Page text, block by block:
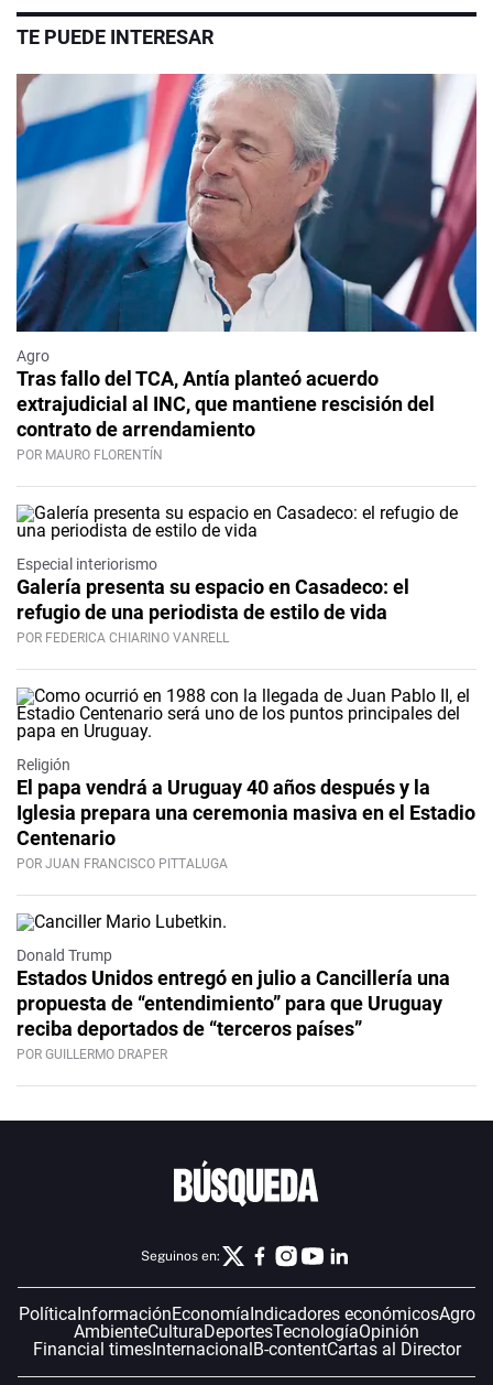
TE PUEDE INTERESAR
Agro
Tras fallo del TCA, Antía planteó acuerdo
extrajudicial al INC, que mantiene rescisión del
contrato de arrendamiento
POR MAURO FLORENTÍN
Especial interiorismo
Galería presenta su espacio en Casadeco: el
refugio de una periodista de estilo de vida
POR FEDERICA CHIARINO VANRELL
Religión
El papa vendrá a Uruguay 40 años después y la
Iglesia prepara una ceremonia masiva en el Estadio
Centenario
POR JUAN FRANCISCO PITTALUGA
Donald Trump
Estados Unidos entregó en julio a Cancillería una
propuesta de “entendimiento” para que Uruguay
reciba deportados de “terceros países”
POR GUILLERMO DRAPER
Seguinos en:
PolíticaInformaciónEconomíaIndicadores económicosAgro
AmbienteCulturaDeportesTecnologíaOpinión
Financial timesInternacionalB-contentCartas al Director